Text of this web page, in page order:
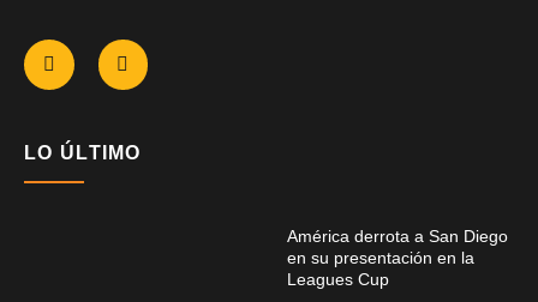
LO ÚLTIMO
América derrota a San Diego
en su presentación en la
Leagues Cup